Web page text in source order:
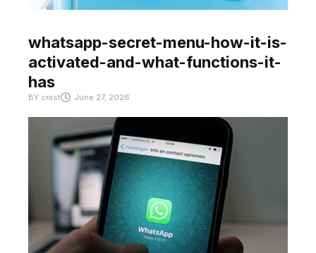
whatsapp-secret-menu-how-it-is-
activated-and-what-functions-it-
has
BY crast June 27, 2026